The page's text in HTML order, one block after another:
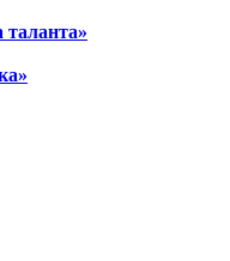
таланта»